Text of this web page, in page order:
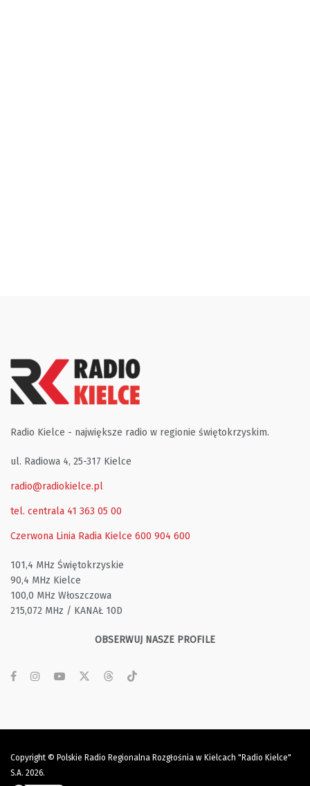
Radio Kielce - największe radio w regionie świętokrzyskim.
ul. Radiowa 4, 25-317 Kielce
radio@radiokielce.pl
tel. centrala 41 363 05 00
Czerwona Linia Radia Kielce 600 904 600
101,4 MHz Świętokrzyskie
90,4 MHz Kielce
100,0 MHz Włoszczowa
215,072 MHz / KANAŁ 10D
OBSERWUJ NASZE PROFILE
Copyright © Polskie Radio Regionalna Rozgłośnia w Kielcach "Radio Kielce"
S.A. 2026.